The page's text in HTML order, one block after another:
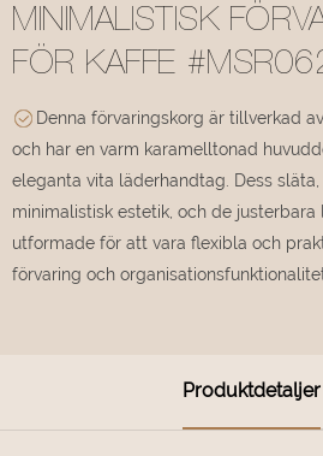
MINIMALISTISK
FÖR KAFFE
Denna förvaringskorg är tillverkad
och har en varm karamelltonad
eleganta vita läderhandtag. Dess
minimalistisk estetik, och de
utformade för att vara flexibla och
förvaring och
Produktdetaljer